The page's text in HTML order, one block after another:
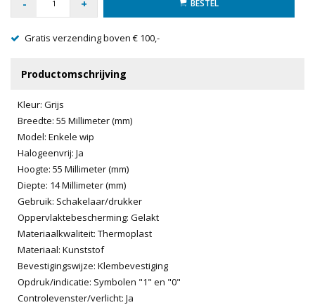
- + BESTEL
Gratis verzending boven € 100,-
Productomschrijving
Kleur: Grijs
Breedte: 55 Millimeter (mm)
Model: Enkele wip
Halogeenvrij: Ja
Hoogte: 55 Millimeter (mm)
Diepte: 14 Millimeter (mm)
Gebruik: Schakelaar/drukker
Oppervlaktebescherming: Gelakt
Materiaalkwaliteit: Thermoplast
Materiaal: Kunststof
Bevestigingswijze: Klembevestiging
Opdruk/indicatie: Symbolen "1" en "0"
Controlevenster/verlicht: Ja